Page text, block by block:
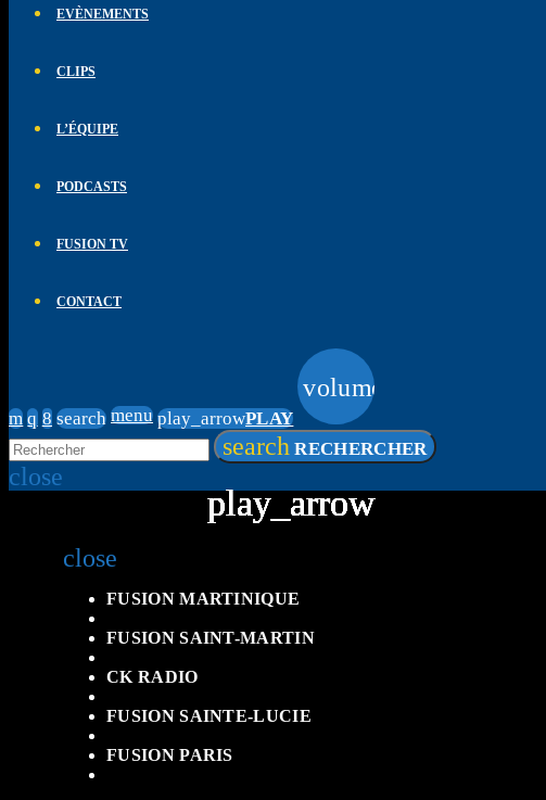
EVÈNEMENTS
CLIPS
L’ÉQUIPE
PODCASTS
FUSION TV
CONTACT
search menu play_arrowPLAY
volume_up
search RECHERCHER
close
close
play_arrow
FUSION MARTINIQUE
play_arrow
FUSION SAINT-MARTIN
play_arrow
CK RADIO
play_arrow
FUSION SAINTE-LUCIE
play_arrow
FUSION PARIS
play_arrow
play_arrow
play_arrow
play_arrow
play_arrow